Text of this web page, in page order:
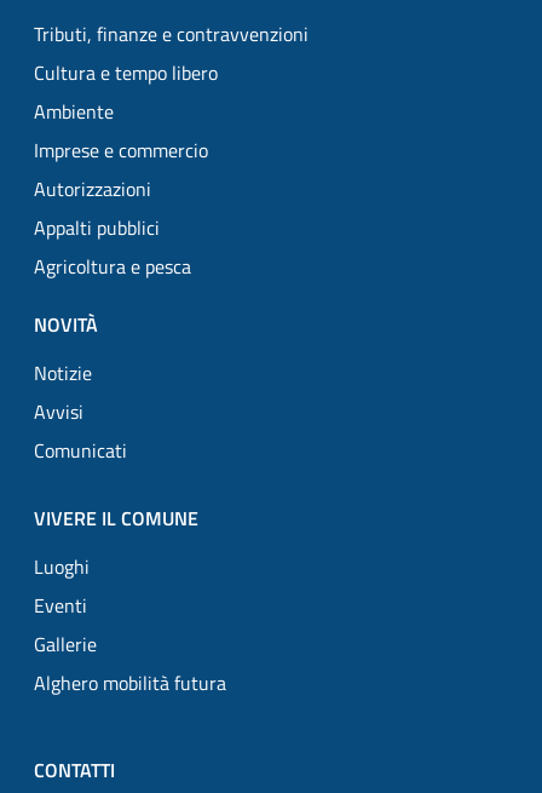
Tributi, finanze e contravvenzioni
Cultura e tempo libero
Ambiente
Imprese e commercio
Autorizzazioni
Appalti pubblici
Agricoltura e pesca
NOVITÀ
Notizie
Avvisi
Comunicati
VIVERE IL COMUNE
Luoghi
Eventi
Gallerie
Alghero mobilità futura
CONTATTI